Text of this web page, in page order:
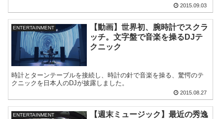
2015.09.03
ENTERTAINMENT
【動画】世界初、腕時計でスクラ
ッチ。文字盤で音楽を操るDJテ
クニック
時計とターンテーブルを接続し、時計の針で音楽を操る、驚愕のテ
クニックを日本人のDJが披露しました。
2015.08.27
ENTERTAINMENT
【週末ミュージック】最近の秀逸